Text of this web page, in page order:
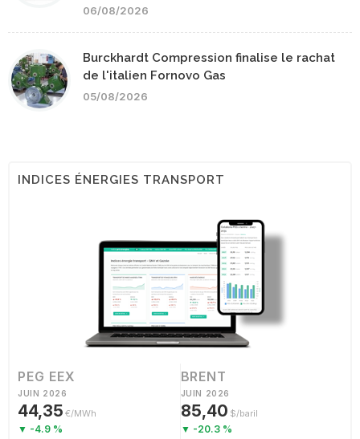
06/08/2026
Burckhardt Compression finalise le rachat
de l'italien Fornovo Gas
05/08/2026
INDICES ÉNERGIES TRANSPORT
PEG EEX
JUIN 2026
44,35 €/MWh
▼ -4.9 %
BRENT
JUIN 2026
85,40 $/baril
▼ -20.3 %